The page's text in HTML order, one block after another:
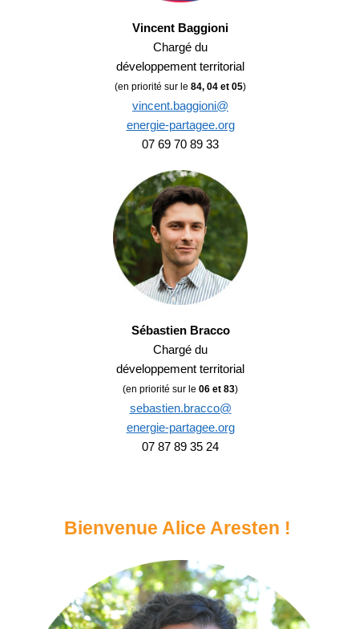
Vincent Baggioni
Chargé du
développement territorial
(en priorité sur le 84, 04 et 05)
vincent.baggioni@
energie-partagee.org
07 69 70 89 33
Sébastien Bracco
Chargé du
développement territorial
(en priorité sur le 06 et 83)
sebastien.bracco@
energie-partagee.org
07 87 89 35 24
Bienvenue Alice Aresten !